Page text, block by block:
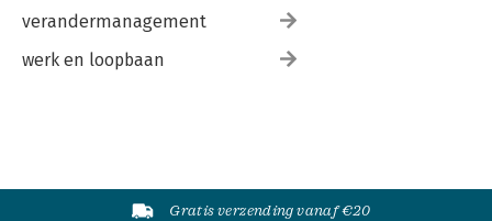
verandermanagement
werk en loopbaan
Gratis verzending vanaf €20